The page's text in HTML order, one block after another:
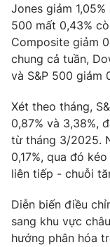
Jones giảm
500 mất 0,43%
Composite giảm
chung cả tuần,
và S&P 500 giảm
Xét theo tháng,
0,87% và 3,38%,
từ tháng 3/2025.
0,17%, qua đó
liên tiếp - chuỗi
Diễn biến điều
sang khu vực
hướng phân hóa